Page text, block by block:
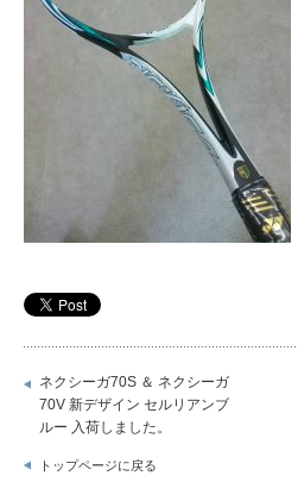
ネクシーガ70S ＆ ネクシーガ
70V 新デザイン セルリアンブ
ルー 入荷しました。
トップページに戻る